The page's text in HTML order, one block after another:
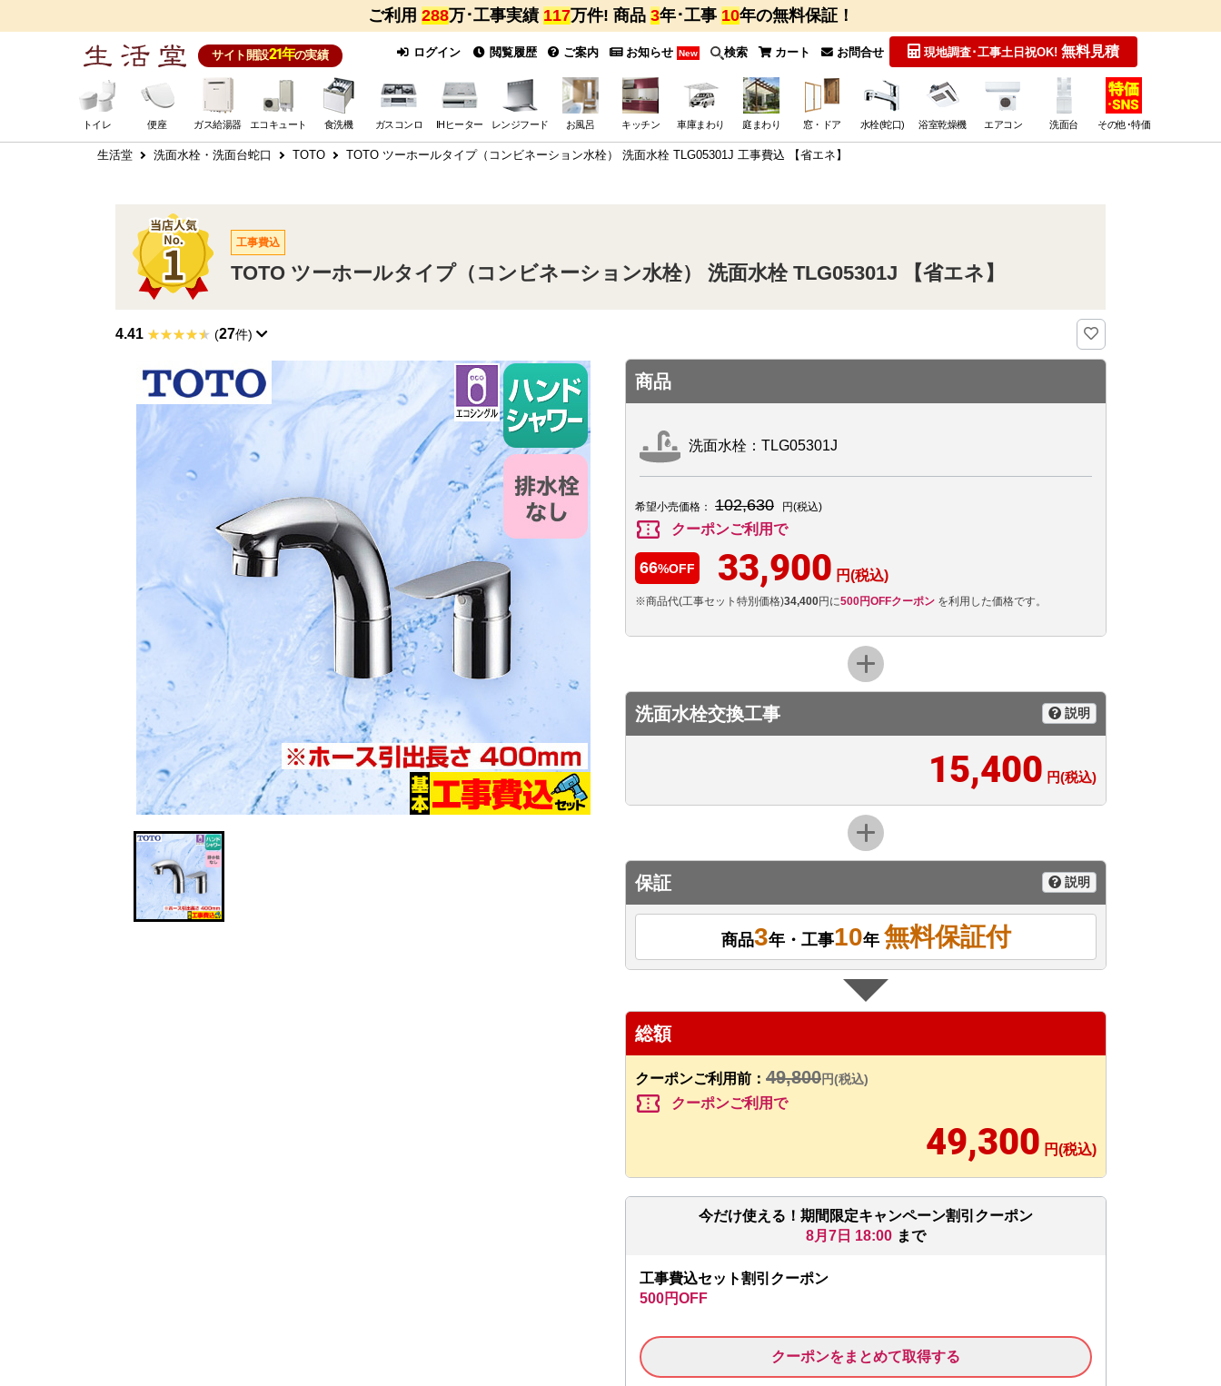
ご利用 288万･工事実績 117万件! 商品 3年･工事 10年の無料保証！
サイト開設21年の実績 ログイン 閲覧履歴 ご案内 お知らせ New 検索 カート お問合せ 現地調査･工事土日祝OK! 無料見積
トイレ 便座 ガス給湯器 エコキュート 食洗機 ガスコンロ IHヒーター レンジフード お風呂 キッチン 車庫まわり 庭まわり 窓・ドア 水栓(蛇口) 浴室乾燥機 エアコン 洗面台 その他･特価
生活堂 洗面水栓・洗面台蛇口 TOTO TOTO ツーホールタイプ（コンビネーション水栓） 洗面水栓 TLG05301J 工事費込 【省エネ】
工事費込
TOTO ツーホールタイプ（コンビネーション水栓） 洗面水栓 TLG05301J 【省エネ】
4.41 (27件)
商品
洗面水栓：TLG05301J
希望小売価格： 102,630 円(税込)
confirmation_number クーポンご利用で
66%OFF 33,900 円(税込)
※商品代(工事セット特別価格)34,400円に500円OFFクーポン を利用した価格です。
洗面水栓交換工事 説明
15,400 円(税込)
保証 説明
商品3年・工事10年 無料保証付
総額
クーポンご利用前： 49,800円(税込)
confirmation_number クーポンご利用で
49,300 円(税込)
今だけ使える！期間限定キャンペーン割引クーポン
8月7日 18:00 まで
工事費込セット割引クーポン
500円OFF
クーポンをまとめて取得する